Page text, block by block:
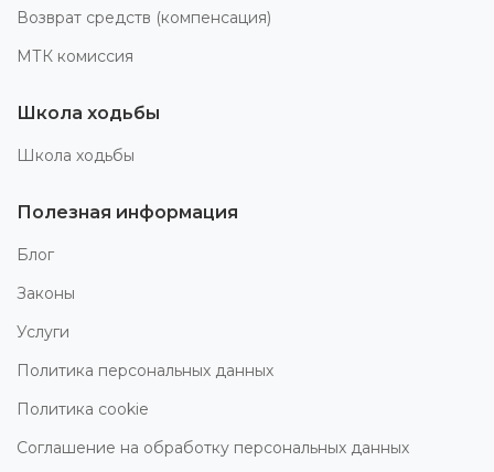
Возврат средств (компенсация)
МТК комиссия
Школа ходьбы
Школа ходьбы
Полезная информация
Блог
Законы
Услуги
Политика персональных данных
Политика cookie
Соглашение на обработку персональных данных